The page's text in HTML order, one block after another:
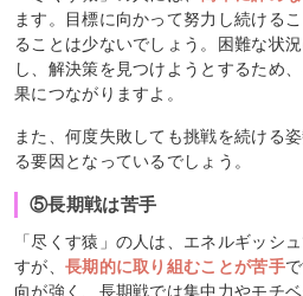
ます。目標に向かって努力し続ける
ることは少ないでしょう。困難な状
し、解決策を見つけようとするため
果につながりますよ。
また、何度失敗しても挑戦を続ける
る要因となっているでしょう。
⑤長期戦は苦手
「尽くす猿」の人は、エネルギッシ
すが、 長期的に取り組むことが苦手
向が強く、長期戦では集中力やモチ